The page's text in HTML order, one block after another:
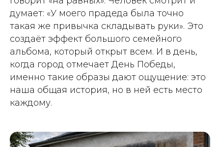
думает: «У моего прадеда была точно
такая же привычка складывать руки». Это
создаёт эффект большого семейного
альбома, который открыт всем. И в день,
когда город отмечает День Победы,
именно такие образы дают ощущение: это
наша общая история, но в ней есть место
каждому.